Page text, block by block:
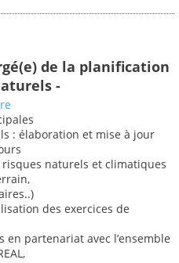
de la planification
-
: élaboration et mise à jour
risques naturels et climatiques
des exercices de
partenariat avec l’ensemble